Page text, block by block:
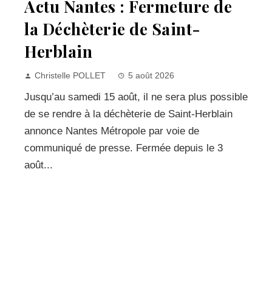
Actu Nantes : Fermeture de
la Déchèterie de Saint-
Herblain
Christelle POLLET 5 août 2026
Jusqu’au samedi 15 août, il ne sera plus possible
de se rendre à la déchèterie de Saint-Herblain
annonce Nantes Métropole par voie de
communiqué de presse. Fermée depuis le 3
août...